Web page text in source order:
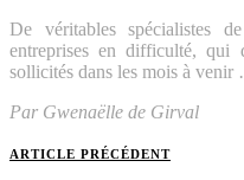
De véritables spécialistes
entreprises en difficulté, qui
sollicités dans les mois à venir
Par Gwenaëlle de Girval
ARTICLE PRÉCÉDENT